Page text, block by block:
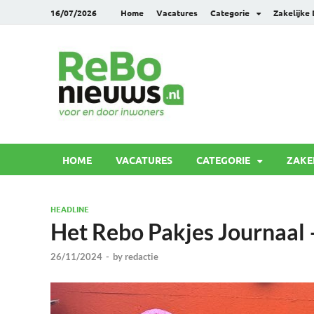
16/07/2026 Home Vacatures Categorie Zakelijke
HOME VACATURES CATEGORIE
HEADLINE
Het Rebo Pakjes
26/11/2024 - by redactie